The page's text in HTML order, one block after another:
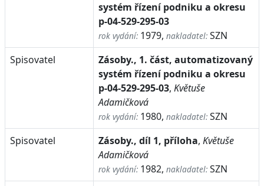
systém řízení podniku a okresu
p-04-529-295-03
rok vydání: 1979, nakladatel: SZN
Spisovatel
Zásoby., 1. část, automatizovaný
systém řízení podniku a okresu
p-04-529-295-03, Květuše
Adamičková
rok vydání: 1980, nakladatel: SZN
Spisovatel
Zásoby., díl 1, příloha, Květuše
Adamičková
rok vydání: 1982, nakladatel: SZN